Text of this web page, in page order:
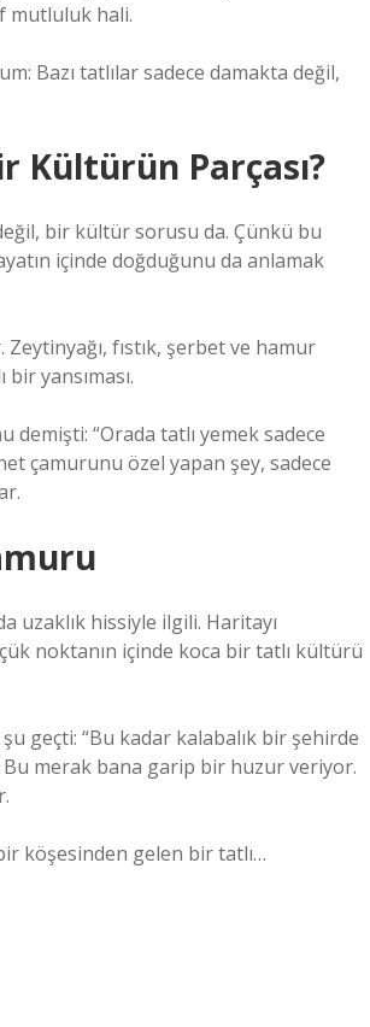
mutluluk hali.
Bazı tatlılar sadece damakta değil,
Kültürün Parçası?
bir kültür sorusu da. Çünkü bu
içinde doğduğunu da anlamak
fıstık, şerbet ve hamur
yansıması.
“Orada tatlı yemek sadece
çamurunu özel yapan şey, sadece
uzaklık hissiyle ilgili. Haritayı
noktanın içinde koca bir tatlı kültürü
geçti: “Bu kadar kalabalık bir şehirde
Bu merak bana garip bir huzur veriyor.
köşesinden gelen bir tatlı…